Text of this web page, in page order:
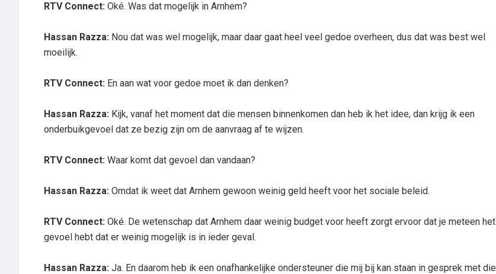
RTV Connect: Oké. Was dat mogelijk in Arnhem?
Hassan Razza: Nou dat was wel mogelijk, maar daar gaat heel veel gedoe overheen, dus dat was best wel
moeilijk.
RTV Connect: En aan wat voor gedoe moet ik dan denken?
Hassan Razza: Kijk, vanaf het moment dat die mensen binnenkomen dan heb ik het idee, dan krijg ik een
onderbuikgevoel dat ze bezig zijn om de aanvraag af te wijzen.
RTV Connect: Waar komt dat gevoel dan vandaan?
Hassan Razza: Omdat ik weet dat Arnhem gewoon weinig geld heeft voor het sociale beleid.
RTV Connect: Oké. De wetenschap dat Arnhem daar weinig budget voor heeft zorgt ervoor dat je meteen het
gevoel hebt dat er weinig mogelijk is in ieder geval.
Hassan Razza: Ja. En daarom heb ik een onafhankelijke ondersteuner die mij bij kan staan in gesprek met die